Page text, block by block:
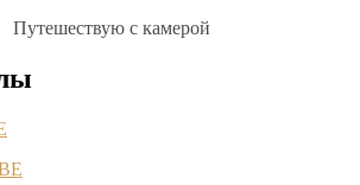
Путешествую с камерой